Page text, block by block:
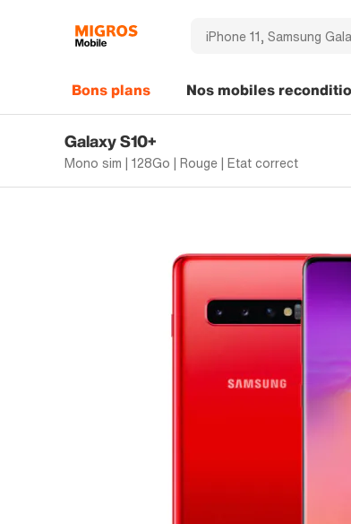
Bons plans Nos mobiles
Galaxy S10+
Mono sim | 128Go | Rouge | Etat correct